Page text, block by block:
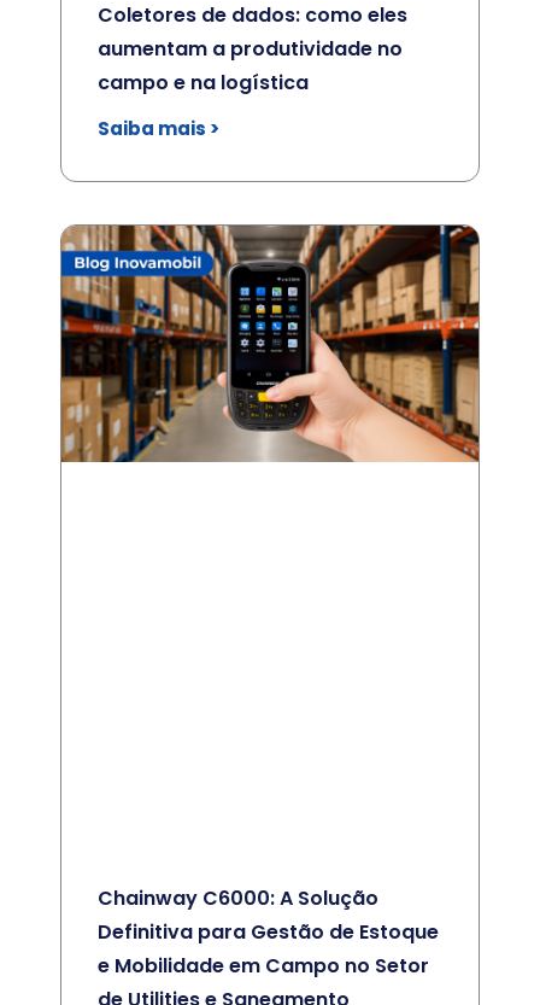
Coletores de dados: como eles
aumentam a produtividade no
campo e na logística
Saiba mais >
Chainway C6000: A Solução
Definitiva para Gestão de Estoque
e Mobilidade em Campo no Setor